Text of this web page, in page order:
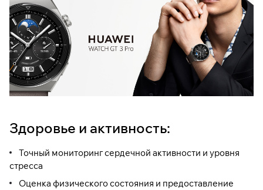
Здоровье и активность:
Точный мониторинг сердечной активности и уровня
стресса
Оценка физического состояния и предоставление